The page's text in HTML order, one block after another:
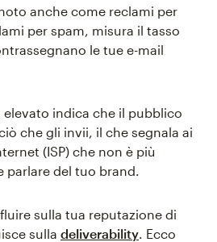
anche come reclami per
per spam, misura il tasso
le tue e-mail
indica che il pubblico
che gli invii, il che segnala ai
(ISP) che non è più
parlare del tuo brand.
sulla tua reputazione di
sulla deliverability. Ecco